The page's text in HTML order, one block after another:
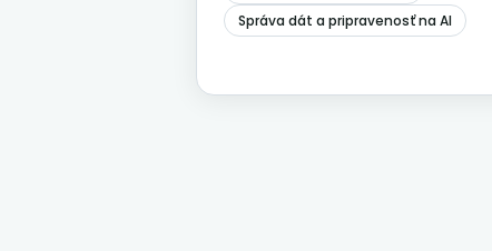
Správa dát a pripravenosť na AI